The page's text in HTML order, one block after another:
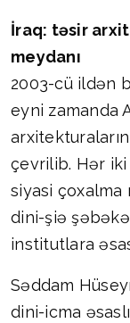
İraq: təsir
meydanı
2003-cü ildən
eyni zamanda
çevrilib. Hər iki
siyasi çoxalma
dini-şiə
institutlara
Səddam
dini-icma